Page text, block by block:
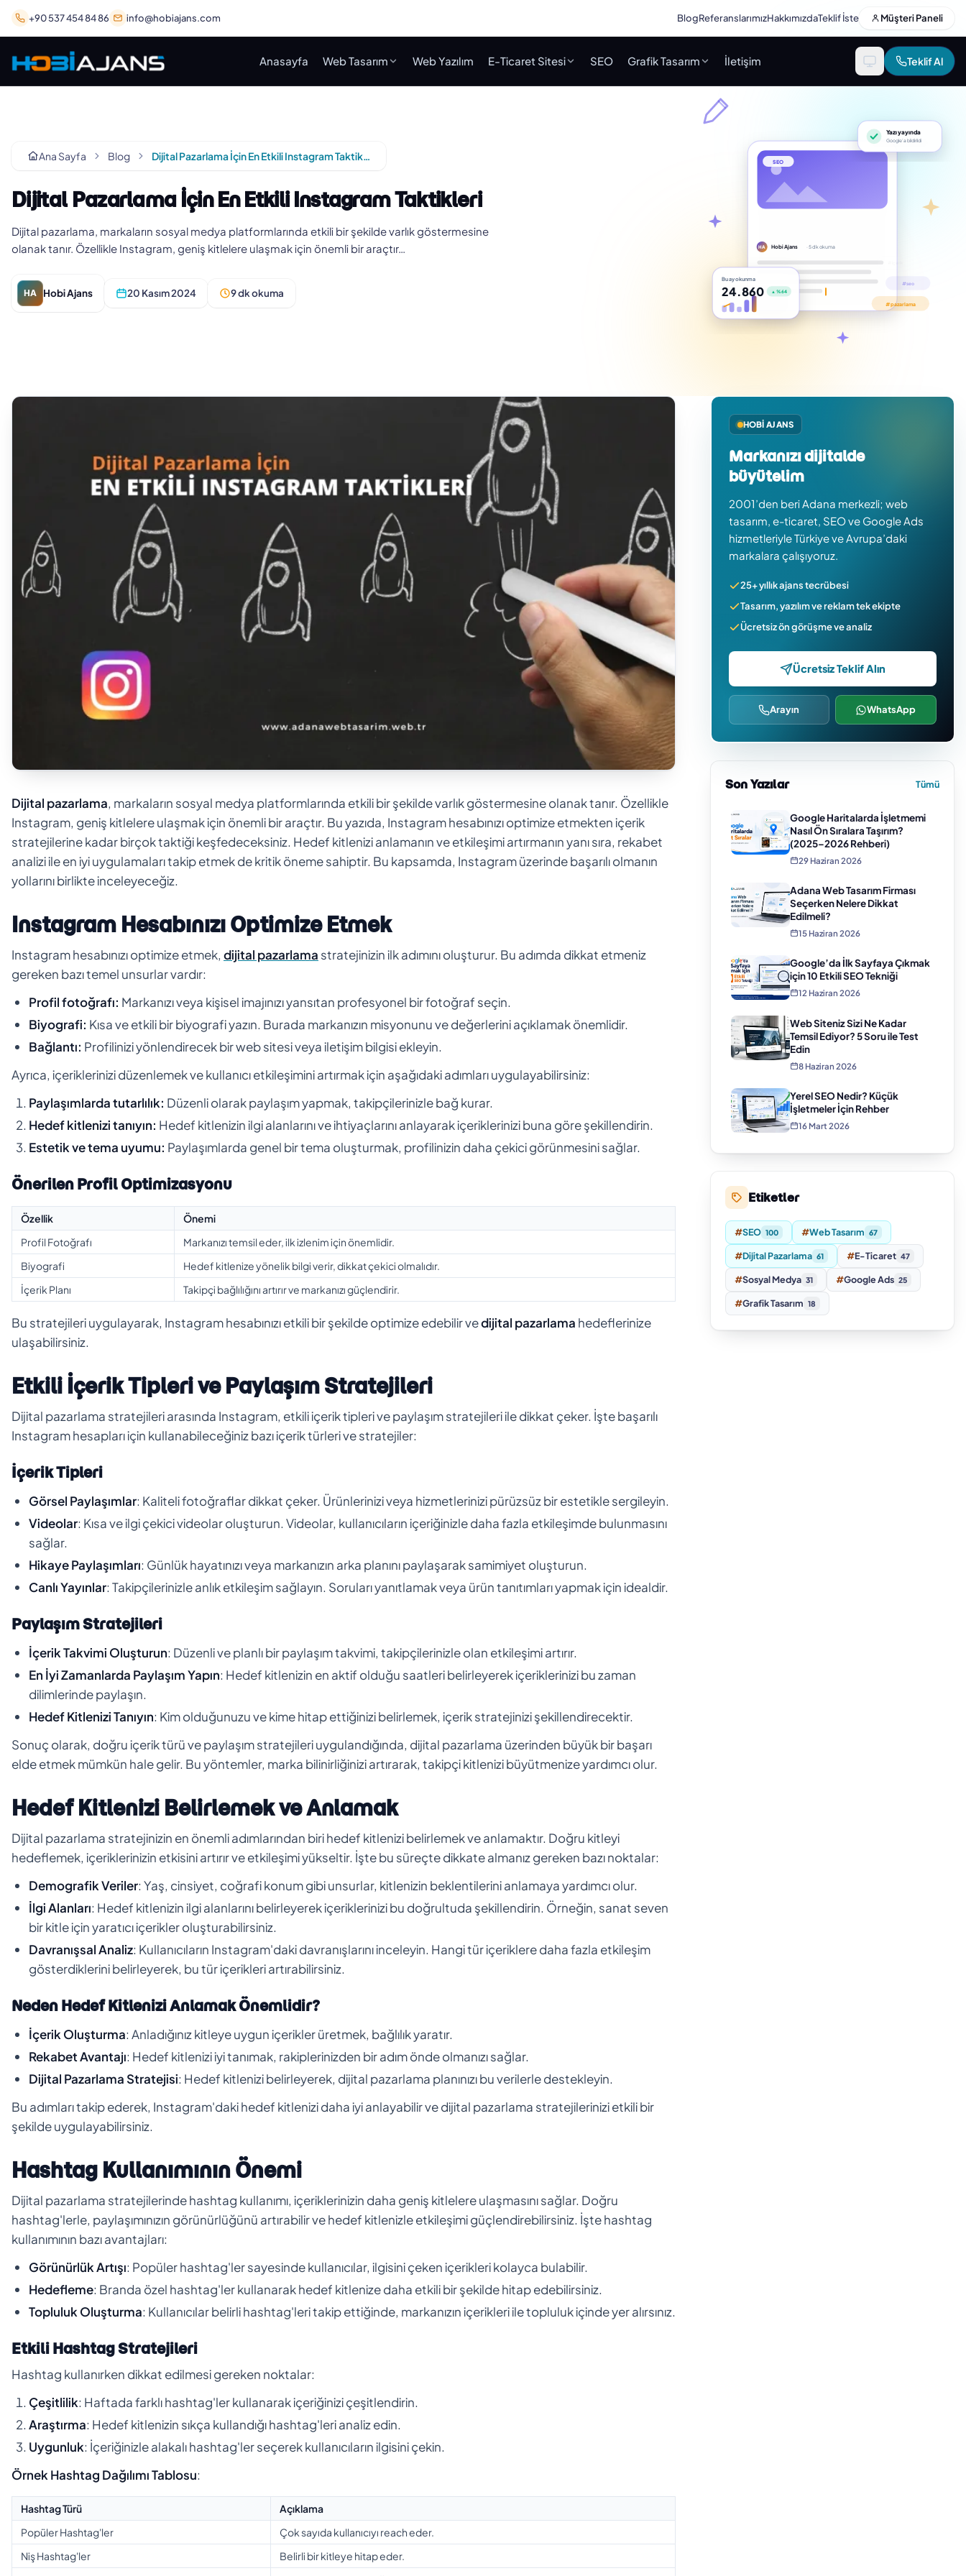
+90 537 454 84 86 info@hobiajans.com BlogReferanslarımızHakkımızdaTeklif İste Müşteri Paneli
Anasayfa Web Tasarım Web Yazılım E-Ticaret Sitesi SEO Grafik Tasarım İletişim Teklif Al
Ana Sayfa Blog Dijital Pazarlama İçin En Etkili Instagram Taktikleri
Dijital Pazarlama İçin En Etkili Instagram Taktikleri
Dijital pazarlama, markaların sosyal medya platformlarında etkili bir şekilde varlık göstermesine
olanak tanır. Özellikle Instagram, geniş kitlelere ulaşmak için önemli bir araçtır…
HA Hobi Ajans 20 Kasım 2024 9 dk okuma
SEO
HA Hobi Ajans · 5 dk okuma
Yazı yayında
Google’a bildirildi
Bu ay okunma
24.860 ▲ %64
Dijital pazarlama, markaların sosyal medya platformlarında etkili bir şekilde varlık göstermesine olanak tanır. Özellikle
Instagram, geniş kitlelere ulaşmak için önemli bir araçtır. Bu yazıda, Instagram hesabınızı optimize etmekten içerik
stratejilerine kadar birçok taktiği keşfedeceksiniz. Hedef kitlenizi anlamanın ve etkileşimi artırmanın yanı sıra, rekabet
analizi ile en iyi uygulamaları takip etmek de kritik öneme sahiptir. Bu kapsamda, Instagram üzerinde başarılı olmanın
yollarını birlikte inceleyeceğiz.
Instagram Hesabınızı Optimize Etmek
Instagram hesabınızı optimize etmek, dijital pazarlama stratejinizin ilk adımını oluşturur. Bu adımda dikkat etmeniz
gereken bazı temel unsurlar vardır:
Profil fotoğrafı: Markanızı veya kişisel imajınızı yansıtan profesyonel bir fotoğraf seçin.
Biyografi: Kısa ve etkili bir biyografi yazın. Burada markanızın misyonunu ve değerlerini açıklamak önemlidir.
Bağlantı: Profilinizi yönlendirecek bir web sitesi veya iletişim bilgisi ekleyin.
Ayrıca, içeriklerinizi düzenlemek ve kullanıcı etkileşimini artırmak için aşağıdaki adımları uygulayabilirsiniz:
Paylaşımlarda tutarlılık: Düzenli olarak paylaşım yapmak, takipçilerinizle bağ kurar.
Hedef kitlenizi tanıyın: Hedef kitlenizin ilgi alanlarını ve ihtiyaçlarını anlayarak içeriklerinizi buna göre şekillendirin.
Estetik ve tema uyumu: Paylaşımlarda genel bir tema oluşturmak, profilinizin daha çekici görünmesini sağlar.
Önerilen Profil Optimizasyonu
Özellik
Önemi
Profil Fotoğrafı
Markanızı temsil eder, ilk izlenim için önemlidir.
Biyografi
Hedef kitlenize yönelik bilgi verir, dikkat çekici olmalıdır.
İçerik Planı
Takipçi bağlılığını artırır ve markanızı güçlendirir.
Bu stratejileri uygulayarak, Instagram hesabınızı etkili bir şekilde optimize edebilir vedijital pazarlama hedeflerinize
ulaşabilirsiniz.
Etkili İçerik Tipleri ve Paylaşım Stratejileri
Dijital pazarlama stratejileri arasında Instagram, etkili içerik tipleri ve paylaşım stratejileri ile dikkat çeker. İşte başarılı
Instagram hesapları için kullanabileceğiniz bazı içerik türleri ve stratejiler:
İçerik Tipleri
Görsel Paylaşımlar: Kaliteli fotoğraflar dikkat çeker. Ürünlerinizi veya hizmetlerinizi pürüzsüz bir estetikle sergileyin.
Videolar: Kısa ve ilgi çekici videolar oluşturun. Videolar, kullanıcıların içeriğinizle daha fazla etkileşimde bulunmasını
sağlar.
Hikaye Paylaşımları: Günlük hayatınızı veya markanızın arka planını paylaşarak samimiyet oluşturun.
Canlı Yayınlar: Takipçilerinizle anlık etkileşim sağlayın. Soruları yanıtlamak veya ürün tanıtımları yapmak için idealdir.
Paylaşım Stratejileri
İçerik Takvimi Oluşturun: Düzenli ve planlı bir paylaşım takvimi, takipçilerinizle olan etkileşimi artırır.
En İyi Zamanlarda Paylaşım Yapın: Hedef kitlenizin en aktif olduğu saatleri belirleyerek içeriklerinizi bu zaman
dilimlerinde paylaşın.
Hedef Kitlenizi Tanıyın: Kim olduğunuzu ve kime hitap ettiğinizi belirlemek, içerik stratejinizi şekillendirecektir.
Sonuç olarak, doğru içerik türü ve paylaşım stratejileri uygulandığında, dijital pazarlama üzerinden büyük bir başarı
elde etmek mümkün hale gelir. Bu yöntemler, marka bilinirliğinizi artırarak, takipçi kitlenizi büyütmenize yardımcı olur.
Hedef Kitlenizi Belirlemek ve Anlamak
Dijital pazarlama stratejinizin en önemli adımlarından biri hedef kitlenizi belirlemek ve anlamaktır. Doğru kitleyi
hedeflemek, içeriklerinizin etkisini artırır ve etkileşimi yükseltir. İşte bu süreçte dikkate almanız gereken bazı noktalar:
Demografik Veriler: Yaş, cinsiyet, coğrafi konum gibi unsurlar, kitlenizin beklentilerini anlamaya yardımcı olur.
İlgi Alanları: Hedef kitlenizin ilgi alanlarını belirleyerek içeriklerinizi bu doğrultuda şekillendirin. Örneğin, sanat seven
bir kitle için yaratıcı içerikler oluşturabilirsiniz.
Davranışsal Analiz: Kullanıcıların Instagram'daki davranışlarını inceleyin. Hangi tür içeriklere daha fazla etkileşim
gösterdiklerini belirleyerek, bu tür içerikleri artırabilirsiniz.
Neden Hedef Kitlenizi Anlamak Önemlidir?
İçerik Oluşturma: Anladığınız kitleye uygun içerikler üretmek, bağlılık yaratır.
Rekabet Avantajı: Hedef kitlenizi iyi tanımak, rakiplerinizden bir adım önde olmanızı sağlar.
Dijital Pazarlama Stratejisi: Hedef kitlenizi belirleyerek, dijital pazarlama planınızı bu verilerle destekleyin.
Bu adımları takip ederek, Instagram'daki hedef kitlenizi daha iyi anlayabilir ve dijital pazarlama stratejilerinizi etkili bir
şekilde uygulayabilirsiniz.
Hashtag Kullanımının Önemi
Dijital pazarlama stratejilerinde hashtag kullanımı, içeriklerinizin daha geniş kitlelere ulaşmasını sağlar. Doğru
hashtag'lerle, paylaşımınızın görünürlüğünü artırabilir ve hedef kitlenizle etkileşimi güçlendirebilirsiniz. İşte hashtag
kullanımının bazı avantajları:
Görünürlük Artışı: Popüler hashtag'ler sayesinde kullanıcılar, ilgisini çeken içerikleri kolayca bulabilir.
Hedefleme: Branda özel hashtag'ler kullanarak hedef kitlenize daha etkili bir şekilde hitap edebilirsiniz.
Topluluk Oluşturma: Kullanıcılar belirli hashtag'leri takip ettiğinde, markanızın içerikleri ile topluluk içinde yer alırsınız.
Etkili Hashtag Stratejileri
Hashtag kullanırken dikkat edilmesi gereken noktalar:
Çeşitlilik: Haftada farklı hashtag'ler kullanarak içeriğinizi çeşitlendirin.
Araştırma: Hedef kitlenizin sıkça kullandığı hashtag'leri analiz edin.
Uygunluk: İçeriğinizle alakalı hashtag'ler seçerek kullanıcıların ilgisini çekin.
Örnek Hashtag Dağılımı Tablosu:
Hashtag Türü
Açıklama
Popüler Hashtag'ler
Çok sayıda kullanıcıyı reach eder.
Niş Hashtag'ler
Belirli bir kitleye hitap eder.
HOBI AJANS
Markanızı dijitalde
büyütelim
2001’den beri Adana merkezli; web
tasarım, e-ticaret, SEO ve Google Ads
hizmetleriyle Türkiye ve Avrupa’daki
markalara çalışıyoruz.
25+ yıllık ajans tecrübesi
Tasarım, yazılım ve reklam tek ekipte
Ücretsiz ön görüşme ve analiz
Ücretsiz Teklif Alın
Arayın WhatsApp
Son Yazılar Tümü
Google Haritalarda İşletmemi
Nasıl Ön Sıralara Taşırım?
(2025–2026 Rehberi)
29 Haziran 2026
Adana Web Tasarım Firması
Seçerken Nelere Dikkat
Edilmeli?
15 Haziran 2026
Google’da İlk Sayfaya Çıkmak
için 10 Etkili SEO Tekniği
12 Haziran 2026
Web Siteniz Sizi Ne Kadar
Temsil Ediyor? 5 Soru ile Test
Edin
8 Haziran 2026
Yerel SEO Nedir? Küçük
İşletmeler İçin Rehber
16 Mart 2026
Etiketler
#SEO 100 #Web Tasarım 67
#Dijital Pazarlama 61 #E-Ticaret 47
#Sosyal Medya 31 #Google Ads 25
#Grafik Tasarım 18